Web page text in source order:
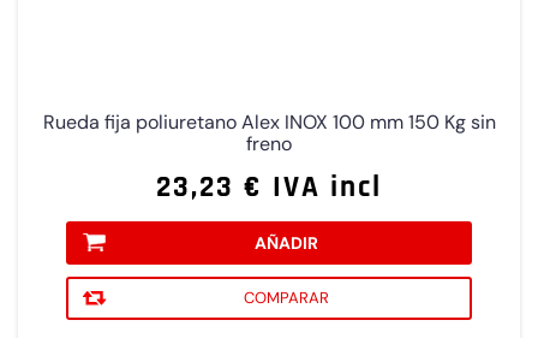
Rueda fija poliuretano Alex INOX 100 mm 150 Kg sin
freno
23,23 € IVA incl
AÑADIR
COMPARAR